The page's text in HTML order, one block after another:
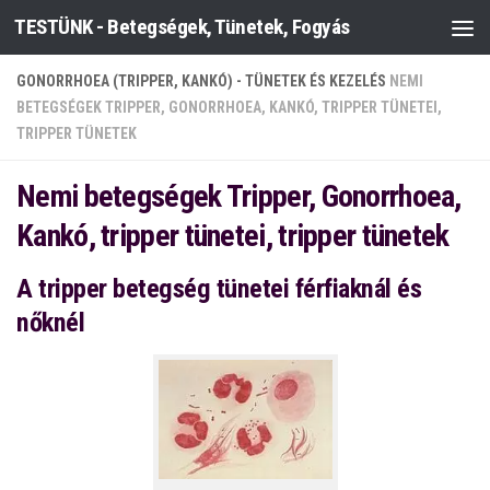
Skip to content
TESTÜNK - Betegségek, Tünetek, Fogyás
GONORRHOEA (TRIPPER, KANKÓ) - TÜNETEK ÉS KEZELÉS NEMI
BETEGSÉGEK TRIPPER, GONORRHOEA, KANKÓ, TRIPPER TÜNETEI,
TRIPPER TÜNETEK
Nemi betegségek Tripper, Gonorrhoea,
Kankó, tripper tünetei, tripper tünetek
A tripper betegség tünetei férfiaknál és
nőknél